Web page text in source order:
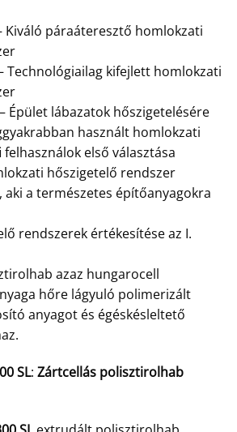
Kiváló páraáteresztő homlokzati
Technológiailag kifejlett homlokzati
– Épület lábazatok hőszigetelésére
használt homlokzati
első választása
hőszigetelő rendszer
aki a természetes építőanyagokra
rendszerek értékesítése az I.
azaz hungarocell
hőre lágyuló polimerizált
anyagot és égéskésleltető
SL: Zártcellás polisztirolhab